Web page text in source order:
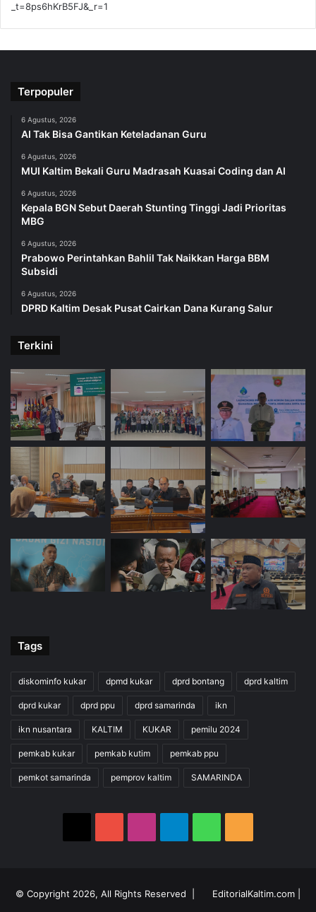
_t=8ps6hKrB5FJ&_r=1
Terpopuler
6 Agustus, 2026
AI Tak Bisa Gantikan Keteladanan Guru
6 Agustus, 2026
MUI Kaltim Bekali Guru Madrasah Kuasai Coding dan AI
6 Agustus, 2026
Kepala BGN Sebut Daerah Stunting Tinggi Jadi Prioritas
MBG
6 Agustus, 2026
Prabowo Perintahkan Bahlil Tak Naikkan Harga BBM
Subsidi
6 Agustus, 2026
DPRD Kaltim Desak Pusat Cairkan Dana Kurang Salur
Terkini
Tags
diskominfo kukar dpmd kukar dprd bontang dprd kaltim
dprd kukar dprd ppu dprd samarinda ikn
ikn nusantara KALTIM KUKAR pemilu 2024
pemkab kukar pemkab kutim pemkab ppu
pemkot samarinda pemprov kaltim SAMARINDA
© Copyright 2026, All Rights Reserved | EditorialKaltim.com